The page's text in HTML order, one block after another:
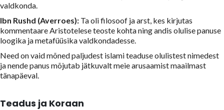
valdkonda.
Ibn Rushd (Averroes): Ta oli filosoof ja arst, kes kirjutas
kommentaare Aristotelese teoste kohta ning andis olulise panuse
loogika ja metafüüsika valdkondadesse.
Need on vaid mõned paljudest islami teaduse olulistest nimedest
ja nende panus mõjutab jätkuvalt meie arusaamist maailmast
tänapäeval.
Teadus ja Koraan